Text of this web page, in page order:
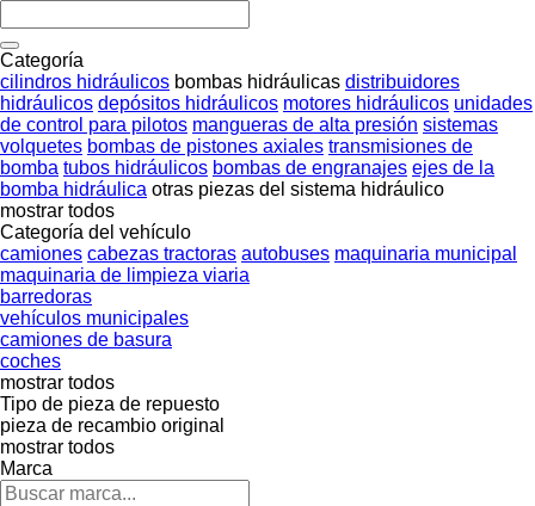
Categoría
cilindros hidráulicos bombas hidráulicas distribuidores
hidráulicos depósitos hidráulicos motores hidráulicos unidades
de control para pilotos mangueras de alta presión sistemas
volquetes bombas de pistones axiales transmisiones de
bomba tubos hidráulicos bombas de engranajes ejes de la
bomba hidráulica otras piezas del sistema hidráulico
mostrar todos
Categoría del vehículo
camiones cabezas tractoras autobuses maquinaria municipal
maquinaria de limpieza viaria
barredoras
vehículos municipales
camiones de basura
coches
mostrar todos
Tipo de pieza de repuesto
pieza de recambio original
mostrar todos
Marca